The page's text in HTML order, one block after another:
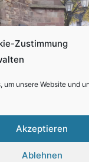
Zustimmung
um unsere Website und
Akzeptieren
Ablehnen